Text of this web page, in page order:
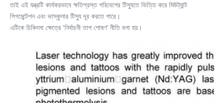
তাই এই যন্ত্রটি কার্যকরভাবে ক্ষতিগ্রস্ত পরিবেশের টিস্যুতে ভিত্তি করে মিউট্যান্ট
পিগমেন্টেশন এবং ভাস্কুলার টিস্যু দূর করতে পারে।
এটিকে চিকিৎসা ক্ষেত্রে 'নির্বাচনী তাপ শোষণ' নীতি বলা হয়।